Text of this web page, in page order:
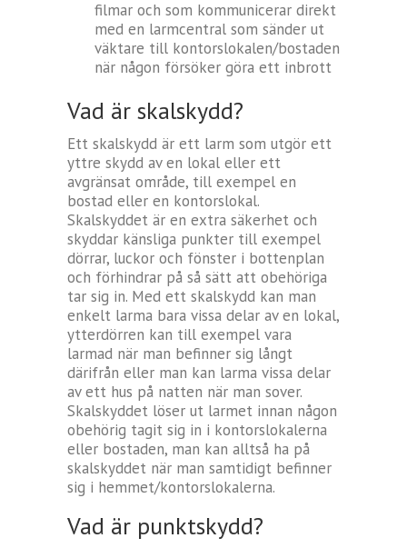
filmar och som kommunicerar direkt
med en larmcentral som sänder ut
väktare till kontorslokalen/bostaden
när någon försöker göra ett inbrott
Vad är skalskydd?
Ett skalskydd är ett larm som utgör ett
yttre skydd av en lokal eller ett
avgränsat område, till exempel en
bostad eller en kontorslokal.
Skalskyddet är en extra säkerhet och
skyddar känsliga punkter till exempel
dörrar, luckor och fönster i bottenplan
och förhindrar på så sätt att obehöriga
tar sig in. Med ett skalskydd kan man
enkelt larma bara vissa delar av en lokal,
ytterdörren kan till exempel vara
larmad när man befinner sig långt
därifrån eller man kan larma vissa delar
av ett hus på natten när man sover.
Skalskyddet löser ut larmet innan någon
obehörig tagit sig in i kontorslokalerna
eller bostaden, man kan alltså ha på
skalskyddet när man samtidigt befinner
sig i hemmet/kontorslokalerna.
Vad är punktskydd?